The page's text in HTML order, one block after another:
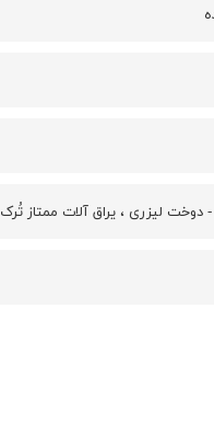
دوخت لیزری ، یراق آلات ممتاز تُرک